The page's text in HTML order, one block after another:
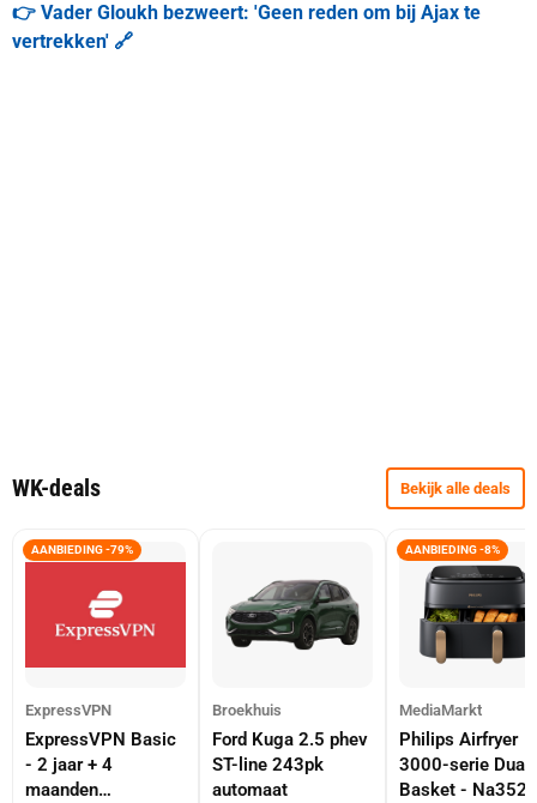
👉 Vader Gloukh bezweert: 'Geen reden om bij Ajax te
vertrekken' 🔗
WK-deals Bekijk alle deals
AANBIEDING -79%
ExpressVPN
ExpressVPN Basic
- 2 jaar + 4
maanden
Broekhuis
Ford Kuga 2.5 phev
ST-line 243pk
automaat
AANBIEDING -8%
MediaMarkt
Philips Airfryer
3000-serie Dual
Basket -